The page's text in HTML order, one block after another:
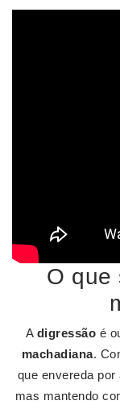
O que
A digressão é
machadiana.
que envereda
mas mantendo